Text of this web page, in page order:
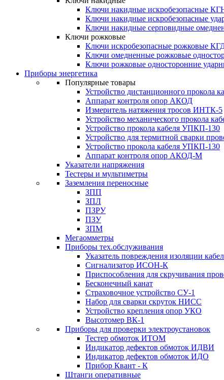
Ключи накидные искробезопасные
Ключи накидные искробезопасные
Ключи накидные серповидные
Ключи рожковые
Ключи искробезопасные рожковые
Ключи омедненные рожковые
Ключи рожковые односторонние
Приборы энергетика
Популярные товары
Устройство дистанционного прокола
Аппарат контроля опор АКОД
Измеритель натяжения тросов ИНТК-5
Устройство механического прокола
Устройство прокола кабеля УПКП-130
Устройство для термитной сварки
Устройство прокола кабеля УПКП-130
Аппарат контроля опор АКОД-М
Указатели напряжения
Тестеры и мультиметры
Заземления переносные
ЗПП
ЗПЛ
ПЗРУ
ПЗУ
ЗПМ
Мегаомметры
Приборы тех.обслуживания
Указатель повреждения изоляции
Сигнализатор ИСОН-К
Приспособления для скручивания
Бесконечный канат
Страховочное устройство СУ-1
Набор для сварки скруток НИСС
Устройство крепления опор УКО
Высотомер ВК-1
Приборы для проверки электроустановок
Тестер обмоток ИТОМ
Индикатор дефектов обмоток ИДВИ
Индикатор дефектов обмоток ИДО
Прибор Квант - К
Штанги оперативные